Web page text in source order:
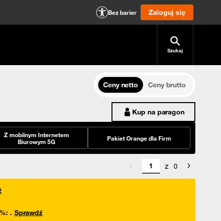
Bez barier Zaloguj się
Szukaj
Ceny netto
Ceny brutto
Kup na paragon
Z mobilnym Internetem
Biurowym 5G
Pakiet Orange dla Firm
z 0
: . Sprawdź